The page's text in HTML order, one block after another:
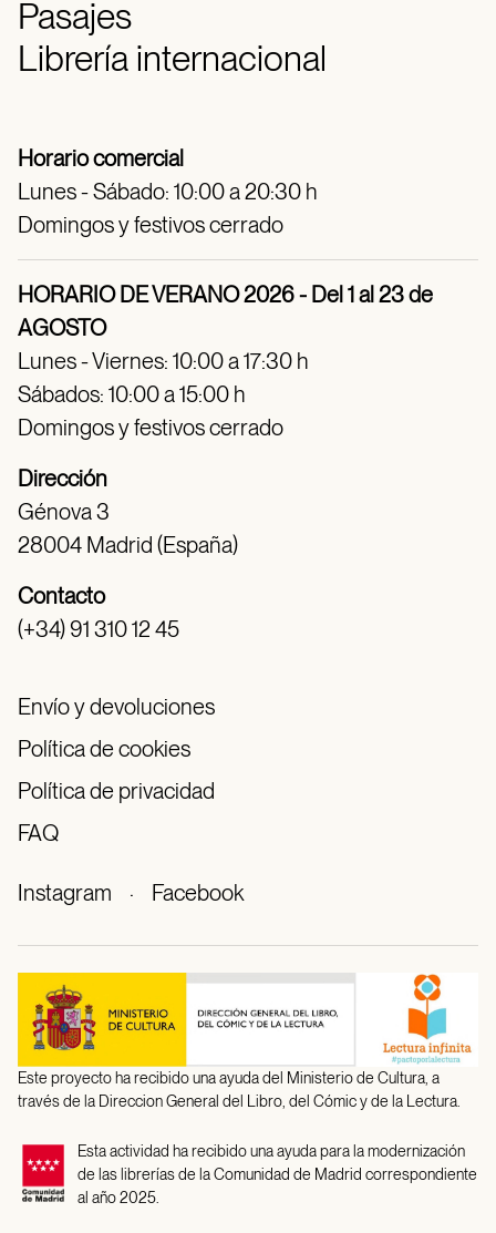
Pasajes
Librería internacional
Horario comercial
Lunes - Sábado: 10:00 a 20:30 h
Domingos y festivos cerrado
HORARIO DE VERANO 2026 - Del 1 al 23 de
AGOSTO
Lunes - Viernes: 10:00 a 17:30 h
Sábados: 10:00 a 15:00 h
Domingos y festivos cerrado
Dirección
Génova 3
28004 Madrid (España)
Contacto
(+34) 91 310 12 45
Envío y devoluciones
Política de cookies
Política de privacidad
FAQ
Instagram · Facebook
Este proyecto ha recibido una ayuda del Ministerio de Cultura, a
través de la Direccion General del Libro, del Cómic y de la Lectura.
Esta actividad ha recibido una ayuda para la modernización
de las librerías de la Comunidad de Madrid correspondiente
al año 2025.